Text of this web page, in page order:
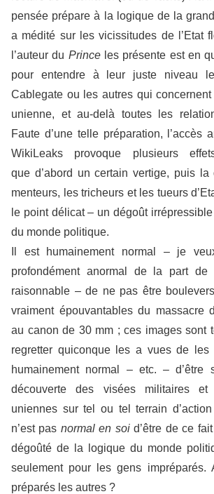
pensée prépare à la logique de la
a médité sur les vicissitudes de l’Etat
l’auteur du Princeles présente est en
pour entendre à leur juste niveau
Cablegate ou les autres qui
unienne, et au-delà toutes les
Faute d’une telle préparation, l’accès
WikiLeaks provoque plusieurs
que d’abord un certain vertige, puis
menteurs, les tricheurs et les tueurs
le point délicat – un dégoût
du monde politique.
Il est humainement normal – je
profondément anormal de la part de
raisonnable – de ne pas être
vraiment épouvantables du massacre
au canon de 30 mm ; ces images sont
regretter quiconque les a vues de
humainement normal – etc. – d’être
découverte des visées militaires et
uniennes sur tel ou tel terrain
n’est pas normal en soid’être de ce
dégoûté de la logique du monde
seulement pour les gens impréparés.
préparés les autres ?